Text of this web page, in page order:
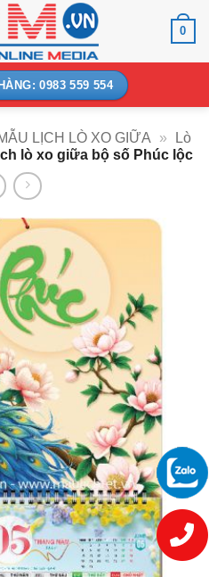
0
0983 559 554
LỊCH LÒ XO GIỮA »
Lò
lò xo giữa bộ số Phúc lộc